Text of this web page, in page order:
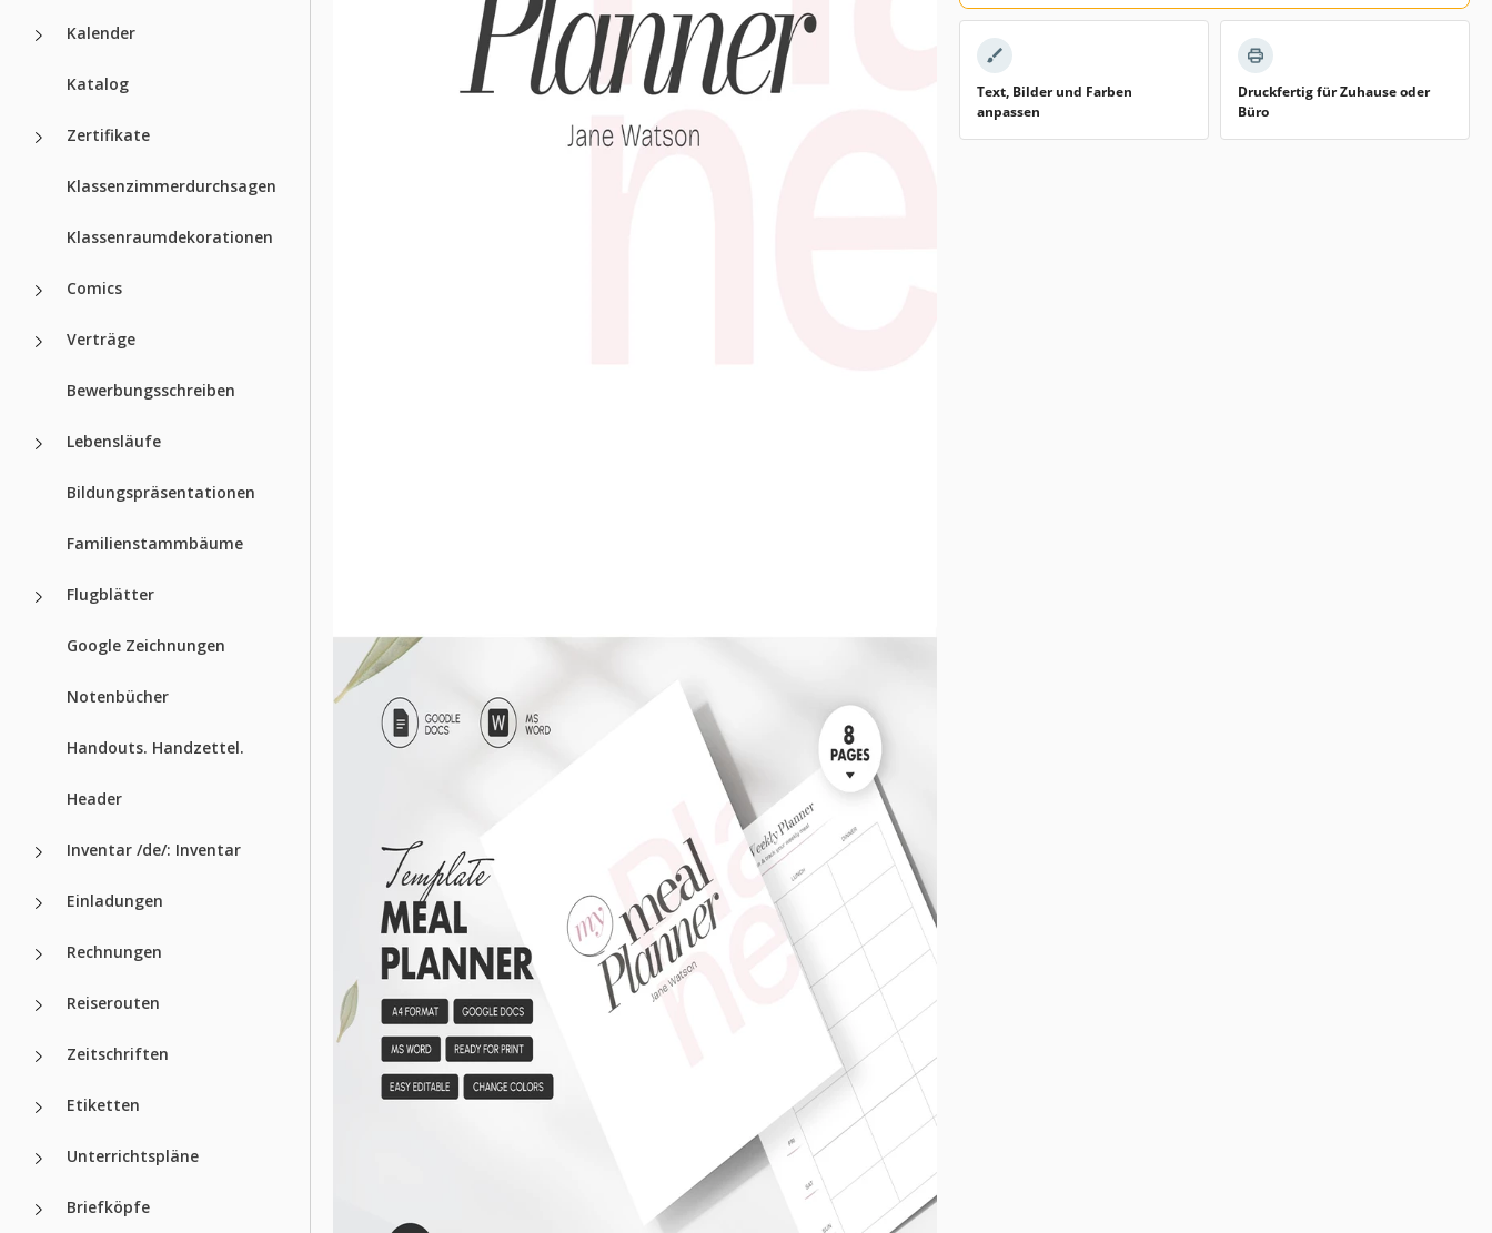
Kalender
Katalog
Zertifikate
Klassenzimmerdurchsagen
Klassenraumdekorationen
Comics
Verträge
Bewerbungsschreiben
Lebensläufe
Bildungspräsentationen
Familienstammbäume
Flugblätter
Google Zeichnungen
Notenbücher
Handouts. Handzettel.
Header
Inventar /de/: Inventar
Einladungen
Rechnungen
Reiserouten
Zeitschriften
Etiketten
Unterrichtspläne
Briefköpfe
Text, Bilder und Farben
anpassen
Druckfertig für Zuhause oder
Büro